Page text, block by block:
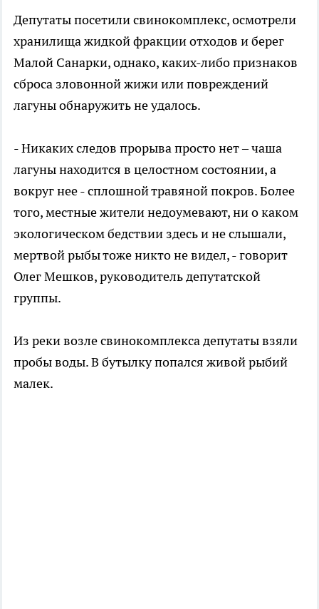
Депутаты посетили свинокомплекс, осмотрели
хранилища жидкой фракции отходов и берег
Малой Санарки, однако, каких-либо признаков
сброса зловонной жижи или повреждений
лагуны обнаружить не удалось.
- Никаких следов прорыва просто нет – чаша
лагуны находится в целостном состоянии, а
вокруг нее - сплошной травяной покров. Более
того, местные жители недоумевают, ни о каком
экологическом бедствии здесь и не слышали,
мертвой рыбы тоже никто не видел, - говорит
Олег Мешков, руководитель депутатской
группы.
Из реки возле свинокомплекса депутаты взяли
пробы воды. В бутылку попался живой рыбий
малек.